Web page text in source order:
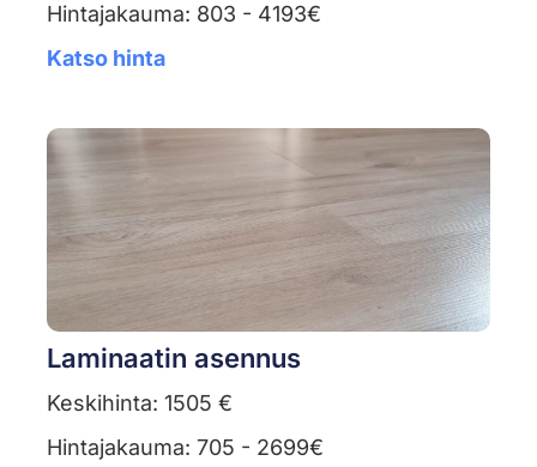
Hintajakauma: 803 - 4193€
Katso hinta
Laminaatin asennus
Keskihinta: 1505 €
Hintajakauma: 705 - 2699€